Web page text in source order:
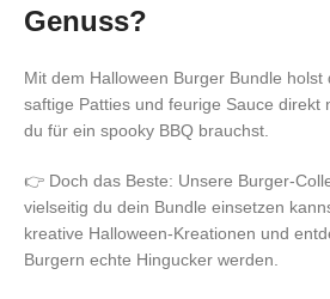
Genuss?
Mit dem Halloween Burger Bundle holst
saftige Patties und feurige Sauce direkt
du für ein spooky BBQ brauchst.
👉 Doch das Beste: Unsere Burger-
vielseitig du dein Bundle einsetzen
kreative Halloween-Kreationen und
Burgern echte Hingucker werden.